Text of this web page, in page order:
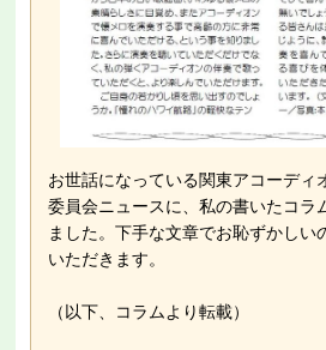
お世話になっている関東アコーディ
委員会ニュースに、私の書いたコラ
ました。下手な文章でお恥ずかしい
いただきます。
（以下、コラムより転載）